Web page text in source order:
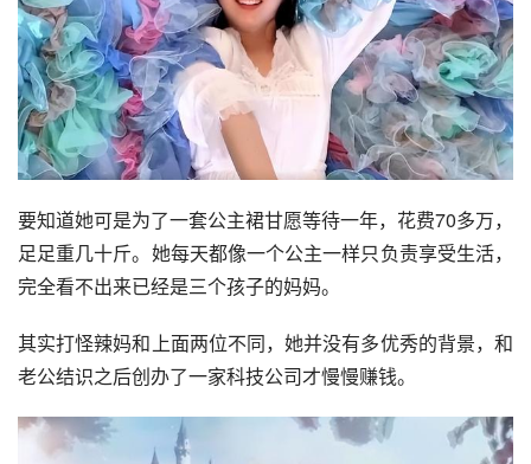
要知道她可是为了一套公主裙甘愿等待一年，花费70多万，
足足重几十斤。她每天都像一个公主一样只负责享受生活，
完全看不出来已经是三个孩子的妈妈。
其实打怪辣妈和上面两位不同，她并没有多优秀的背景，和
老公结识之后创办了一家科技公司才慢慢赚钱。